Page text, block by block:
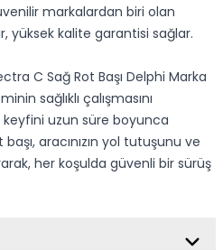
markalardan biri olan
yüksek kalite garantisi sağlar.
C Sağ Rot Başı Delphi Marka
sağlıklı çalışmasını
uzun süre boyunca
aracınızın yol tutuşunu ve
her koşulda güvenli bir sürüş